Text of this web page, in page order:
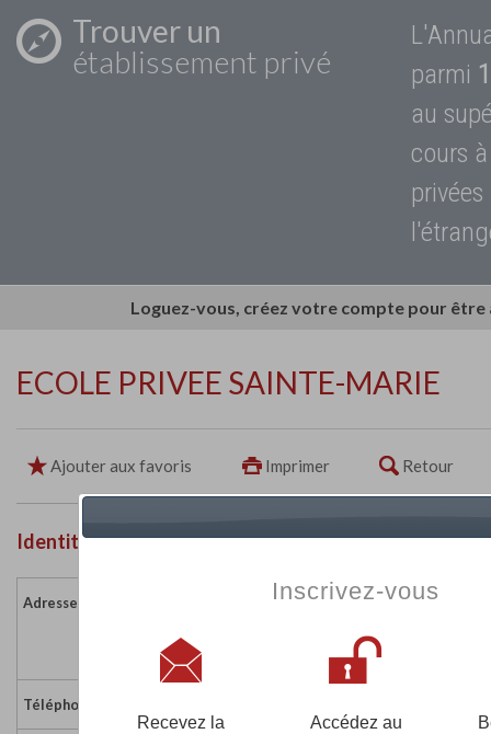
Trouver un
établissement privé
parmi
au
cours
Loguez-vous, créez votre compte pour
ECOLE PRIVEE SAINTE-MARIE
Ajouter aux favoris Imprimer Retour
Identité de l'établissement
Adresse :
48 rue Joseph le Pevedic
Téléphone :
Inscrivez-vous
Recevez la
Accédez au